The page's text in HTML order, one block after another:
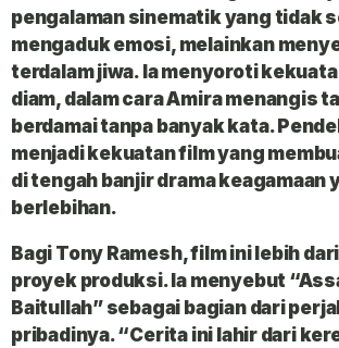
pengalaman sinematik yang tidak
mengaduk emosi, melainkan
terdalam jiwa. Ia menyoroti
diam, dalam cara Amira menangis
berdamai tanpa banyak kata.
menjadi kekuatan film yang
di tengah banjir drama keagamaan
berlebihan.
Bagi Tony Ramesh, film ini lebih
proyek produksi. Ia menyebut
Baitullah” sebagai bagian dari
pribadinya. “Cerita ini lahir dari